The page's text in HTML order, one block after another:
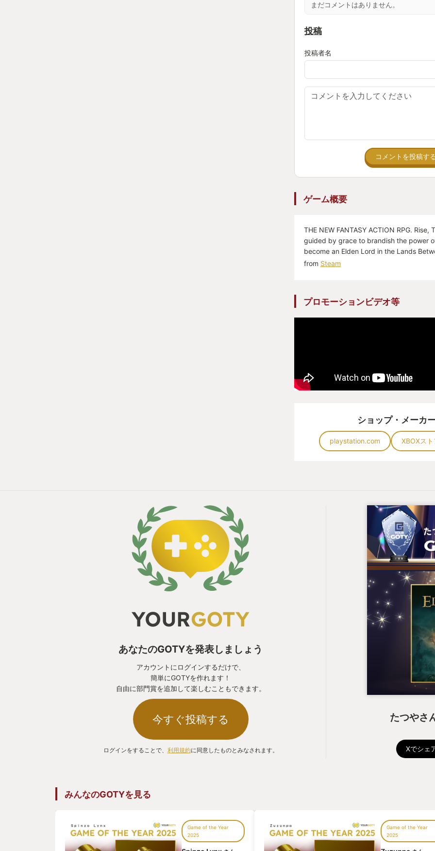
まだコメントはありません。
投稿
投稿者名
コメントを投稿す
ゲーム概要
THE NEW FANTASY ACTION RPG. Rise,
guided by grace to brandish the power
become an Elden Lord in the Lands
from Steam
プロモーションビデオ等
ショップ・メーカ
playstation.com XBOXスト
あなたのGOTYを発表しましょう
アカウントにログインするだけで、
簡単にGOTYを作れます！
自由に部門賞を追加して楽しむこともできます。
今すぐ投稿する
ログインをすることで、 利用規約に同意したものとみなされます。
たつやさ
Xでシェ
みんなのGOTYを見る
Game of the Year
2025
Game of the Year
2025